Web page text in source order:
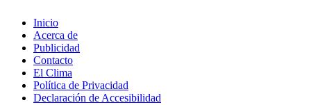
Inicio
Acerca de
Publicidad
Contacto
El Clima
Política de Privacidad
Declaración de Accesibilidad